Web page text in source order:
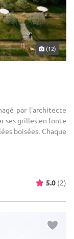
(12)
par l'architecte
ses grilles en fonte
boisées. Chaque
5.0 (2)